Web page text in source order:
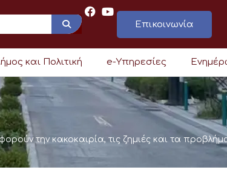
Επικοινωνία
και Πολιτική e-Υπηρεσίες
την κακοκαιρία, τις ζημιές και τα